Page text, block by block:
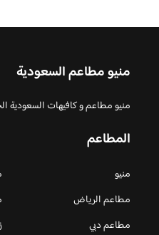
منيو مطاعم السعودية
منيو مطاعم و كافيهات السعودية
المطاعم
منيو
مطاعم الرياض
مطاعم دبي